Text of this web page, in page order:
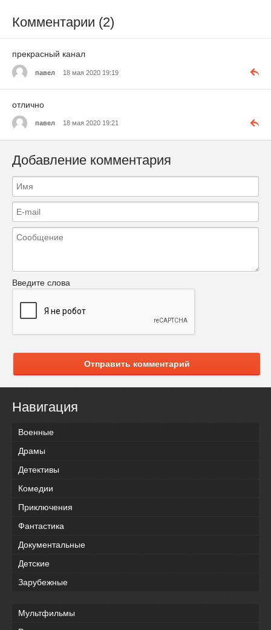
Комментарии (2)
прекрасный канал
павел 18 мая 2020 19:19
отлично
павел 18 мая 2020 19:21
Добавление комментария
Введите слова
Отправить комментарий
Навигация
Военные
Драмы
Детективы
Комедии
Приключения
Фантастика
Документальные
Детские
Зарубежные
Мультфильмы